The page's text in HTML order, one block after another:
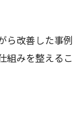
ら改善した事例
組みを整えるこ